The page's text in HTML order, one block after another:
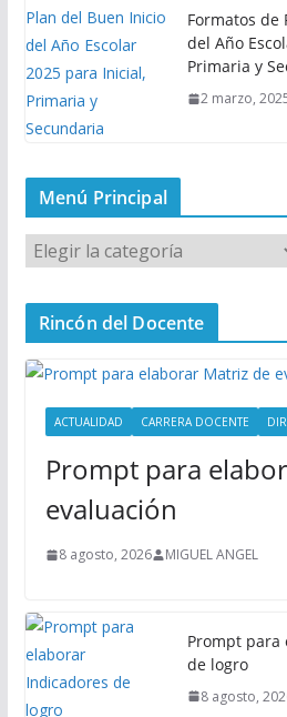
Formatos de
del Año
Primaria y
2 marzo,
Menú Principal
M
e
n
P
Rincón del Docente
ACTUALIDAD CARRERA DOCENTE
Prompt para
evaluación
8 agosto, 2026 MIGUEL ANGEL
Prompt para
de logro
8 agosto,